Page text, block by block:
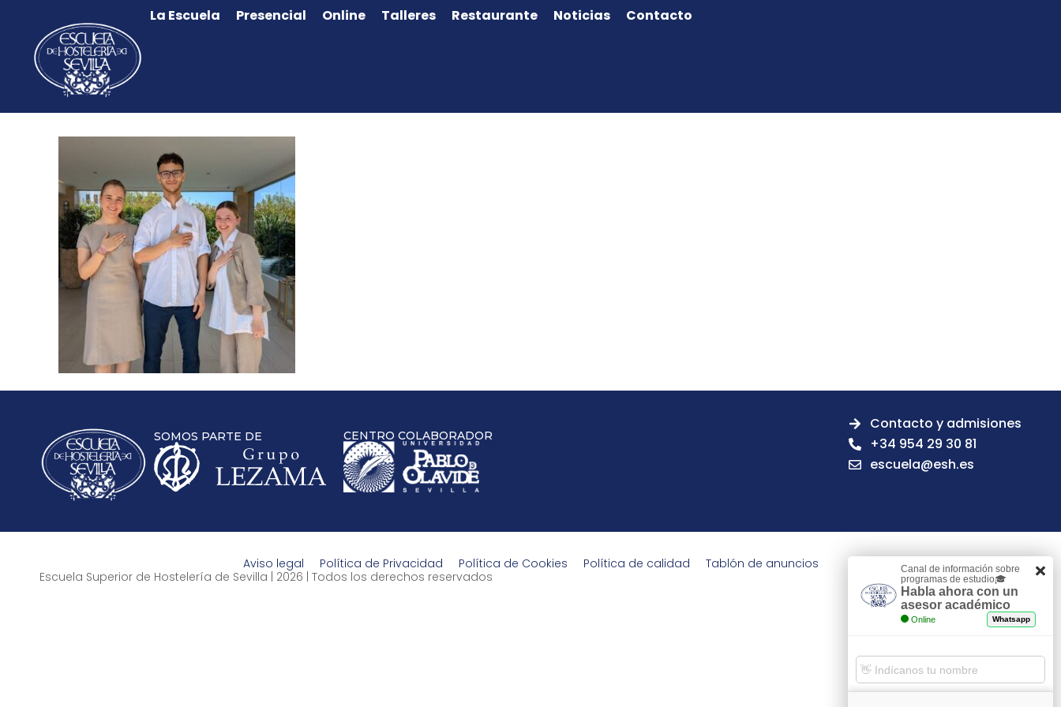
La Escuela Presencial Online Talleres Restaurante Noticias Contacto
SOMOS PARTE DE CENTRO COLABORADOR
Contacto y admisiones
+34 954 29 30 81
escuela@esh.es
Aviso legal Política de Privacidad Política de Cookies Política de calidad
Tablón de anuncios
Escuela Superior de Hostelería de Sevilla | 2026 | Todos los derechos reservados
Canal de información sobre
programas de estudio🎓
Habla ahora con un
asesor académico
Online Whatsapp